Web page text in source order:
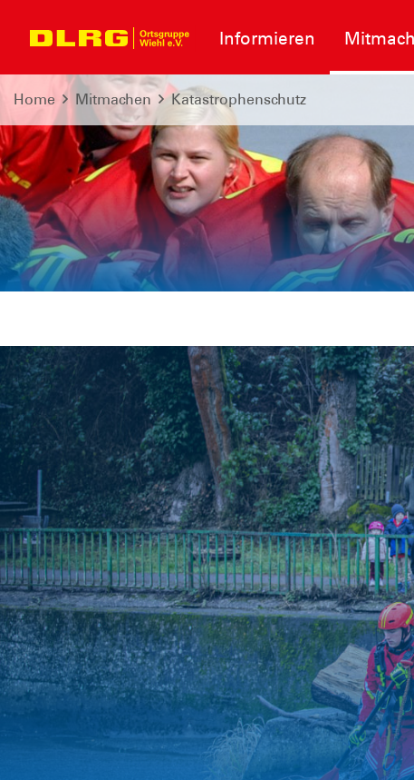
Informieren
Home Mitmachen Katastrophenschutz